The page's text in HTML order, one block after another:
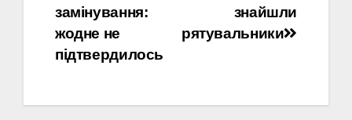
знайшли
рятувальники
замінування:
жодне не
підтвердилось